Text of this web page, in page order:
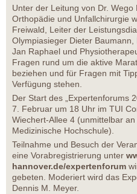
Unter der Leitung von Dr.
Orthopädie und Unfallchirurgie
Freiwald, Leiter der
Olympiasieger Dieter
Jan Raphael und
Fragen rund um die aktive
beziehen und für Fragen mit
Verfügung stehen.
Der Start des „Expertenforums
7. Februar um 18 Uhr im TUI
Wiechert-Allee 4 (unmittelbar
Medizinische Hochschule).
Teilnahme und Besuch der
eine Vorabregistrierung unter
hannover.de/expertenforum
gebeten. Moderiert wird das
Dennis M. Meyer.